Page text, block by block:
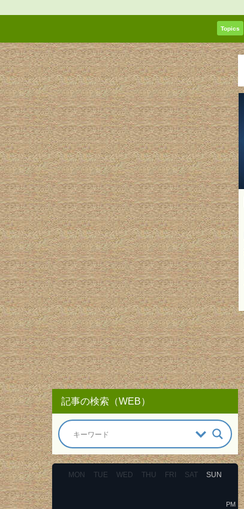
Topics
記事の検索（WEB）
MON TUE WED THU FRI SAT SUN
PM